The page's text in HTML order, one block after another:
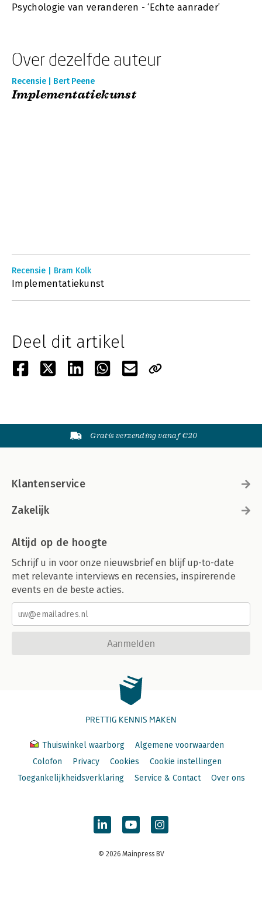
Psychologie van veranderen - ‘Echte aanrader’
Over dezelfde auteur
Recensie | Bert Peene
Implementatiekunst
Recensie | Bram Kolk
Implementatiekunst
Deel dit artikel
Gratis verzending vanaf €20
Klantenservice
Zakelijk
Altijd op de hoogte
Schrijf u in voor onze nieuwsbrief en blijf up-to-date
met relevante interviews en recensies, inspirerende
events en de beste acties.
Aanmelden
PRETTIG KENNIS MAKEN
Thuiswinkel waarborg
Algemene voorwaarden
Colofon
Privacy Cookies
Cookie instellingen
Toegankelijkheidsverklaring
Service & Contact Over ons
© 2026 Mainpress BV